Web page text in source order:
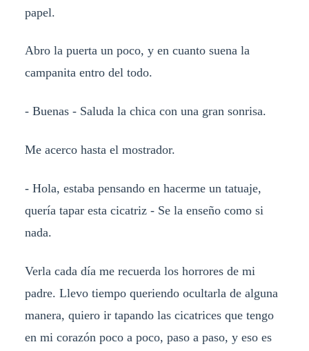
papel.
Abro la puerta un poco, y en cuanto suena la
campanita entro del todo.
- Buenas - Saluda la chica con una gran sonrisa.
Me acerco hasta el mostrador.
- Hola, estaba pensando en hacerme un tatuaje,
quería tapar esta cicatriz - Se la enseño como si
nada.
Verla cada día me recuerda los horrores de mi
padre. Llevo tiempo queriendo ocultarla de alguna
manera, quiero ir tapando las cicatrices que tengo
en mi corazón poco a poco, paso a paso, y eso es